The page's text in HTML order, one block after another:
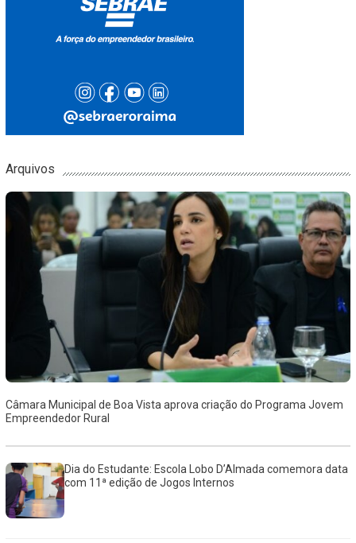
Arquivos
Câmara Municipal de Boa Vista aprova criação do Programa Jovem
Empreendedor Rural
Dia do Estudante: Escola Lobo D’Almada comemora data
com 11ª edição de Jogos Internos